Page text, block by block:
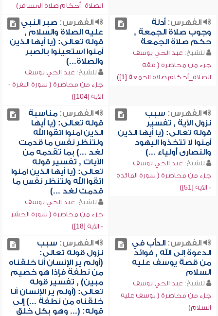
الصلاة_أحكام صلاة المسافر)
الفهرس:أدلة
وجوب صلاة الجمعة ,
حكم صلاة الجمعة
للشيخ: عبد الحي يوسف
جزء من محاضرة ( فقه
الصلاة_أحكام صلاة الجمعة [1])
الفهرس: صبر النبي
عليه الصلاة والسلام ,
قوله تعالى: (يا أيها الذين
آمنوا استعينوا بالصبر
والصلاة...)
للشيخ: عبد الحي يوسف
جزء من محاضرة ( سورة البقرة -
الآية [104])
الفهرس: سبب
نزول الآية , تفسير
قوله تعالى: (يا أيها الذين
آمنوا لا تتخذوا اليهود
والنصارى أولياء ...)
للشيخ: عبد الحي يوسف
جزء من محاضرة ( سورة المائدة
- الآية [51])
الفهرس:مناسبة
قوله تعالى: (يا أيها
الذين آمنوا اتقوا الله
ولتنظر نفس ما قدمت
لغد ...) بما تقدمه من
الآيات , تفسير قوله
تعالى: (يا أيها الذين آمنوا
اتقوا الله ولتنظر نفس ما
قدمت لغد ...)
للشيخ: عبد الحي يوسف
جزء من محاضرة ( سورة الحشر
- الآية [18])
الفهرس:الدأب في
الدعوة إلى الله , فوائد
من قصة يوسف عليه
السلام
للشيخ: عبد الحي يوسف
جزء من محاضرة ( يوسف عليه
السلام)
الفهرس: سبب
نزول قوله تعالى:
(أولم ير الإنسان أنا خلقناه
من نطفة فإذا هو خصيم
مبين) , تفسير قوله
تعالى: (أولم ير الإنسان أنا
خلقناه من نطفة ...) إلى
قوله: (... وهو بكل خلق